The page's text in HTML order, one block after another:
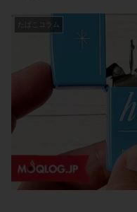
たばこコラム